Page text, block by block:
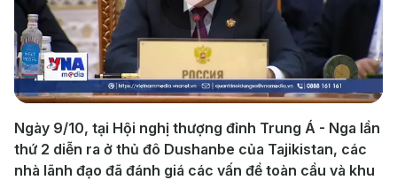
Play
Video
Ngày 9/10, tại Hội nghị thượng đỉnh Trung Á - Nga lần
thứ 2 diễn ra ở thủ đô Dushanbe của Tajikistan, các
nhà lãnh đạo đã đánh giá các vấn đề toàn cầu và khu